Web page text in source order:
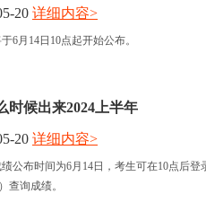
20
6月14日10点起开始公布。
详细内容>
时候出来2024上半年
20
公布时间为6月14日，考生可在10点后登
查询成绩。
详细内容>